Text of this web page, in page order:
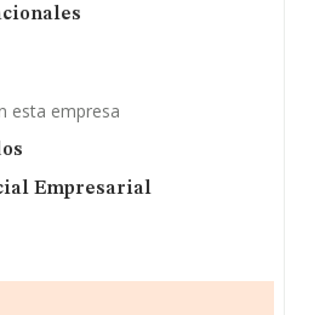
esta empresa
Empresarial